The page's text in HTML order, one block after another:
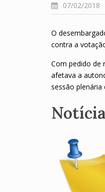
07/02/2018
O
contra a
Com pedido de
afetava a
sessão plenária